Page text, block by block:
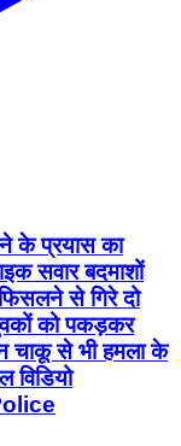
के प्रयास का
सवार बदमाशों
से गिरे दो
को पकड़कर
चाकू से भी हमला के
विडियो